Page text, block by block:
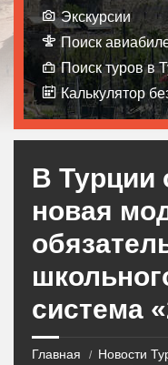
Экскурсии
Поиск
Поиск туров в
Калькулятор
В Турции
новая
система
Главная Новости